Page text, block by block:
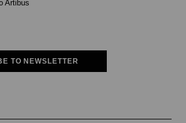
Artibus
TO NEWSLETTER